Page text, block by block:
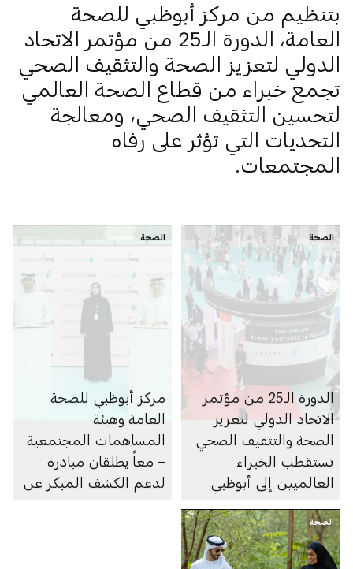
بتنظيم من مركز أبوظبي للصحة
العامة، الدورة الـ25 من مؤتمر الاتحاد
الدولي لتعزيز الصحة والتثقيف الصحي
تجمع خبراء من قطاع الصحة العالمي
لتحسين التثقيف الصحي، ومعالجة
التحديات التي تؤثر على رفاه
المجتمعات.
الصحة
الدورة الـ25 من مؤتمر
الاتحاد الدولي لتعزيز
الصحة والتثقيف الصحي
تستقطب الخبراء
العالميين إلى أبوظبي
الصحة العامة
الصحة
مركز أبوظبي للصحة
العامة وهيئة
المساهمات المجتمعية
– معاً يطلقان مبادرة
لدعم الكشف المبكر عن
الصحة